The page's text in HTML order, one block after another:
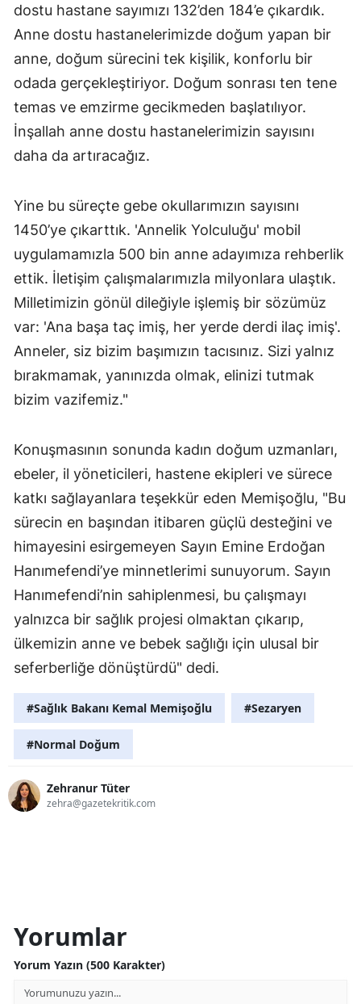
dostu hastane sayımızı 132’den 184’e çıkardık.
Anne dostu hastanelerimizde doğum yapan bir
anne, doğum sürecini tek kişilik, konforlu bir
odada gerçekleştiriyor. Doğum sonrası ten tene
temas ve emzirme gecikmeden başlatılıyor.
İnşallah anne dostu hastanelerimizin sayısını
daha da artıracağız.
Yine bu süreçte gebe okullarımızın sayısını
1450’ye çıkarttık. 'Annelik Yolculuğu' mobil
uygulamamızla 500 bin anne adayımıza rehberlik
ettik. İletişim çalışmalarımızla milyonlara ulaştık.
Milletimizin gönül dileğiyle işlemiş bir sözümüz
var: 'Ana başa taç imiş, her yerde derdi ilaç imiş'.
Anneler, siz bizim başımızın tacısınız. Sizi yalnız
bırakmamak, yanınızda olmak, elinizi tutmak
bizim vazifemiz."
Konuşmasının sonunda kadın doğum uzmanları,
ebeler, il yöneticileri, hastene ekipleri ve sürece
katkı sağlayanlara teşekkür eden Memişoğlu, "Bu
sürecin en başından itibaren güçlü desteğini ve
himayesini esirgemeyen Sayın Emine Erdoğan
Hanımefendi’ye minnetlerimi sunuyorum. Sayın
Hanımefendi’nin sahiplenmesi, bu çalışmayı
yalnızca bir sağlık projesi olmaktan çıkarıp,
ülkemizin anne ve bebek sağlığı için ulusal bir
seferberliğe dönüştürdü" dedi.
#Sağlık Bakanı Kemal Memişoğlu #Sezaryen
#Normal Doğum
Zehranur Tüter
zehra@gazetekritik.com
Yorumlar
Yorum Yazın (500 Karakter)